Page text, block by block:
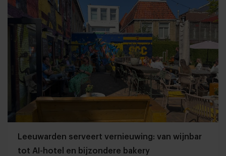
Leeuwarden serveert vernieuwing: van wijnbar
tot AI-hotel en bijzondere bakery